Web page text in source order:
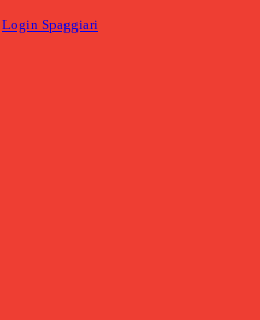
Login Spaggiari